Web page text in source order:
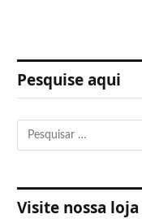
Pesquise aqui
Visite nossa loja